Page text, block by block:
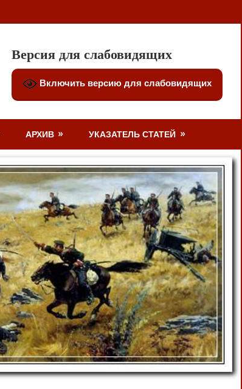
Версия для слабовидящих
Включить версию для слабовидящих
АРХИВ УКАЗАТЕЛЬ СТАТЕЙ